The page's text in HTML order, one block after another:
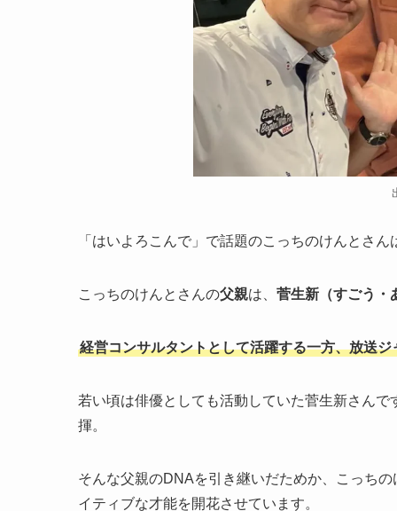
「はいよろこんで」で話題のこっちのけんとさ
こっちのけんとさんの父親は、 菅生新（すごう・
経営コンサルタントとして活躍する一方、放送
若い頃は俳優としても活動していた菅生新さん
揮。
そんな父親のDNAを引き継いだためか、こっち
イティブな才能を開花させています。